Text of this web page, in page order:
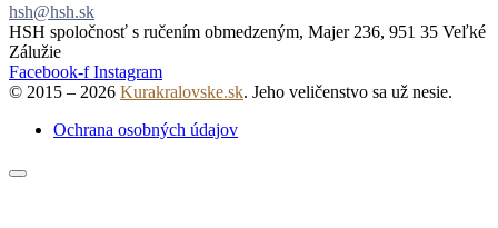
hsh@hsh.sk
HSH spoločnosť s ručením obmedzeným, Majer 236, 951 35 Veľké
Zálužie
Facebook-f Instagram
© 2015 – 2026 Kurakralovske.sk. Jeho veličenstvo sa už nesie.
Ochrana osobných údajov